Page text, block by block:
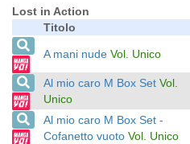
Lost in Action
Titolo
A mani nude Vol. Unico
Al mio caro M Box Set Vol.
Unico
Al mio caro M Box Set -
Cofanetto vuoto Vol. Unico